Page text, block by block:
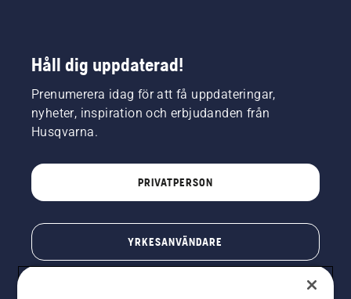
Håll dig uppdaterad!
Prenumerera idag för att få uppdateringar,
nyheter, inspiration och erbjudanden från
Husqvarna.
PRIVATPERSON
YRKESANVÄNDARE